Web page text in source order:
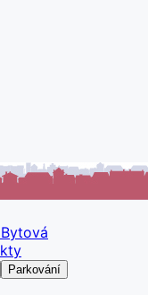
Bytová
Parkování